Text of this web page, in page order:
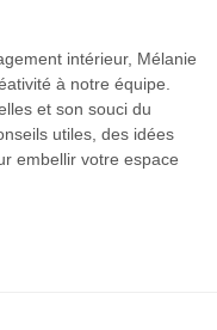
intérieur, Mélanie
à notre équipe.
et son souci du
utiles, des idées
embellir votre espace